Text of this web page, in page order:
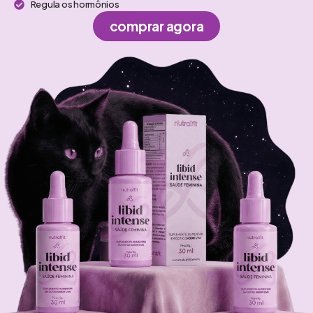
Regula os hormônios
comprar agora